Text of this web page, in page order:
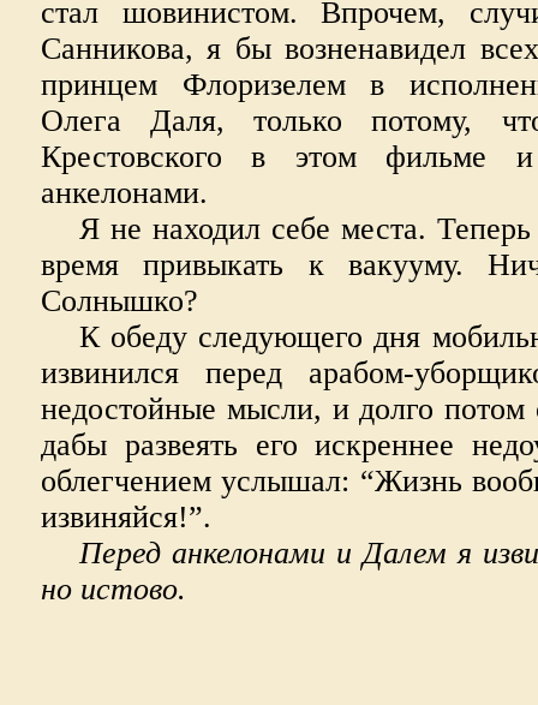
стал шовинистом. Впрочем,
Санникова, я бы возненавидел
принцем Флоризелем в
Олега Даля, только потому,
Крестовского в этом фильме
анкелонами.
Я не находил себе места.
время привыкать к вакууму.
Солнышко?
К обеду следующего дня
извинился перед арабом-
недостойные мысли, и долго потом
дабы развеять его искреннее
облегчением услышал: “Жизнь
извиняйся!”.
Перед анкелонами и Далем я
но истово.